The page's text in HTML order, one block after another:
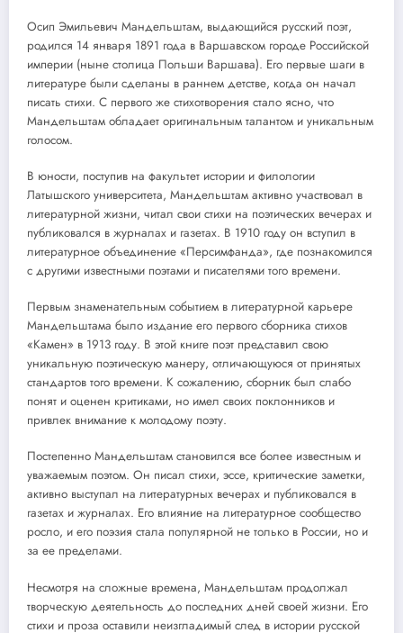
Осип Эмильевич Мандельштам, выдающийся русский поэт,
родился 14 января 1891 года в Варшавском городе Российской
империи (ныне столица Польши Варшава). Его первые шаги в
литературе были сделаны в раннем детстве, когда он начал
писать стихи. С первого же стихотворения стало ясно, что
Мандельштам обладает оригинальным талантом и уникальным
голосом.
В юности, поступив на факультет истории и филологии
Латышского университета, Мандельштам активно участвовал в
литературной жизни, читал свои стихи на поэтических вечерах и
публиковался в журналах и газетах. В 1910 году он вступил в
литературное объединение «Персимфанда», где познакомился
с другими известными поэтами и писателями того времени.
Первым знаменательным событием в литературной карьере
Мандельштама было издание его первого сборника стихов
«Камен» в 1913 году. В этой книге поэт представил свою
уникальную поэтическую манеру, отличающуюся от принятых
стандартов того времени. К сожалению, сборник был слабо
понят и оценен критиками, но имел своих поклонников и
привлек внимание к молодому поэту.
Постепенно Мандельштам становился все более известным и
уважаемым поэтом. Он писал стихи, эссе, критические заметки,
активно выступал на литературных вечерах и публиковался в
газетах и журналах. Его влияние на литературное сообщество
росло, и его поэзия стала популярной не только в России, но и
за ее пределами.
Несмотря на сложные времена, Мандельштам продолжал
творческую деятельность до последних дней своей жизни. Его
стихи и проза оставили неизгладимый след в истории русской